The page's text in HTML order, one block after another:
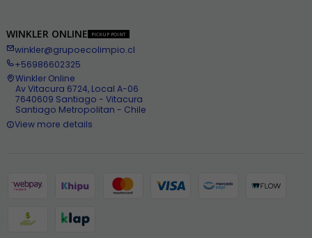
WINKLER ONLINE PICKUP POINT
winkler@grupoecolimpio.cl
+56986602325
Winkler Online
Av Vitacura 6724, Local A-06
7640609 Santiago - Vitacura
Santiago Metropolitan - Chile
View more details